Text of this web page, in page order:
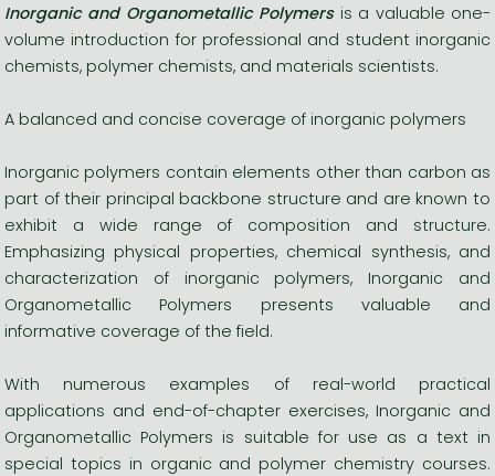
Inorganic and Organometallic Polymersis a valuable one-
volume introduction for professional and student inorganic
chemists, polymer chemists, and materials scientists.
A balanced and concise coverage of inorganic polymers
Inorganic polymers contain elements other than carbon as
part of their principal backbone structure and are known to
exhibit a wide range of composition and structure.
Emphasizing physical properties, chemical synthesis, and
characterization of inorganic polymers, Inorganic and
Organometallic Polymers presents valuable and
informative coverage of the field.
With numerous examples of real-world practical
applications and end-of-chapter exercises, Inorganic and
Organometallic Polymers is suitable for use as a text in
special topics in organic and polymer chemistry courses.